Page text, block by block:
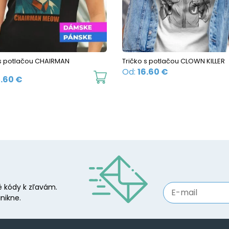
be
chosen
on
product
potlačou CHAIRMAN
€
This
options
may
be
chosen
on
Tričko s potlačou CLOWN KILLER
Od: 16.60 €
kódy k zľavám.